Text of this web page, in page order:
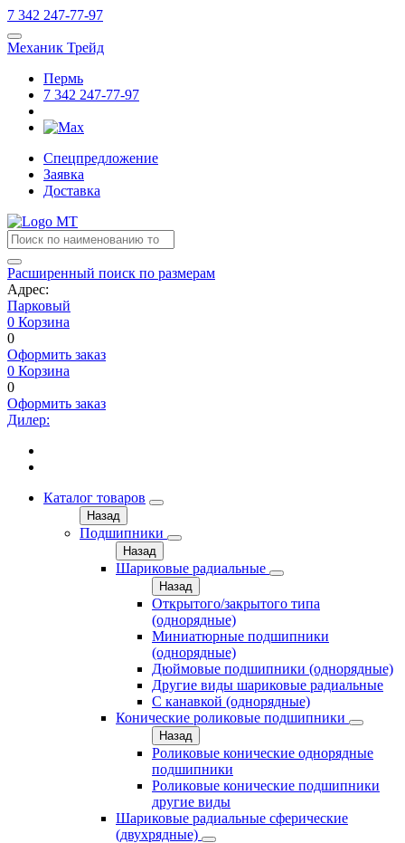
7 342 247-77-97
Механик Трейд
Пермь
7 342 247-77-97
Спецпредложение
Заявка
Доставка
Расширенный поиск по размерам
Адрес:
Парковый
0 Корзина
0
Оформить заказ
0 Корзина
0
Оформить заказ
Дилер:
Каталог товаров
Назад
Подшипники
Назад
Шариковые радиальные
Назад
Открытого/закрытого типа
(однорядные)
Миниатюрные подшипники
(однорядные)
Дюймовые подшипники (однорядные)
Другие виды шариковые радиальные
С канавкой (однорядные)
Конические роликовые подшипники
Назад
Роликовые конические однорядные
подшипники
Роликовые конические подшипники
другие виды
Шариковые радиальные сферические
(двухрядные)